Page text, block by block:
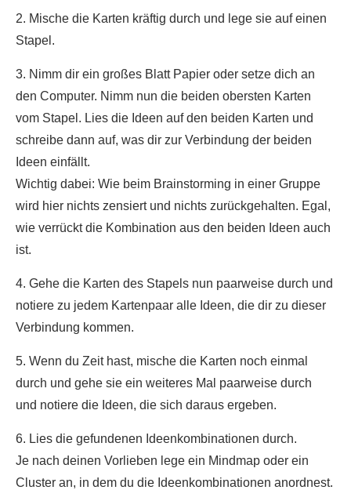
2. Mische die Karten kräftig durch und lege sie auf einen
Stapel.
3. Nimm dir ein großes Blatt Papier oder setze dich an
den Computer. Nimm nun die beiden obersten Karten
vom Stapel. Lies die Ideen auf den beiden Karten und
schreibe dann auf, was dir zur Verbindung der beiden
Ideen einfällt.
Wichtig dabei: Wie beim Brainstorming in einer Gruppe
wird hier nichts zensiert und nichts zurückgehalten. Egal,
wie verrückt die Kombination aus den beiden Ideen auch
ist.
4. Gehe die Karten des Stapels nun paarweise durch und
notiere zu jedem Kartenpaar alle Ideen, die dir zu dieser
Verbindung kommen.
5. Wenn du Zeit hast, mische die Karten noch einmal
durch und gehe sie ein weiteres Mal paarweise durch
und notiere die Ideen, die sich daraus ergeben.
6. Lies die gefundenen Ideenkombinationen durch.
Je nach deinen Vorlieben lege ein Mindmap oder ein
Cluster an, in dem du die Ideenkombinationen anordnest.